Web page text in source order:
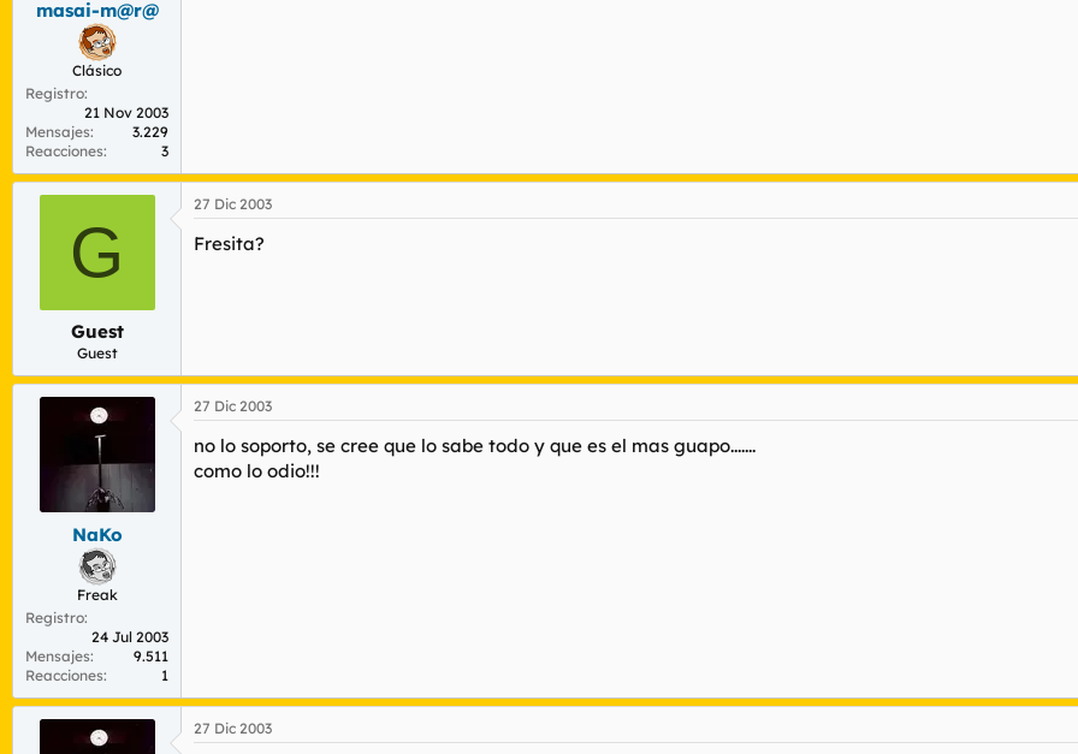
t
m
a
masai-m@r@
Clásico
Registro
21 Nov 2003
Mensajes
3.229
Reacciones
3
G
Guest
Guest
27 Dic 2003
Fresita?
NaKo
Freak
Registro
24 Jul 2003
Mensajes
9.511
Reacciones
1
27 Dic 2003
no lo soporto, se cree que lo sabe todo y que es el mas guapo.......
como lo odio!!!
27 Dic 2003